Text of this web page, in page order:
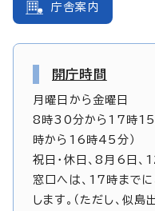
庁舎案内
開庁時間
月曜日から金曜日
8時30分から17時15
時から16時45分）
祝日・休日、8月6日
窓口へは、17時まで
します。（ただし、似